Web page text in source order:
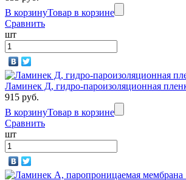
В корзинуТовар в корзине
Сравнить
шт
Ламинек Д, гидро-пароизоляционная
915 руб.
В корзинуТовар в корзине
Сравнить
шт